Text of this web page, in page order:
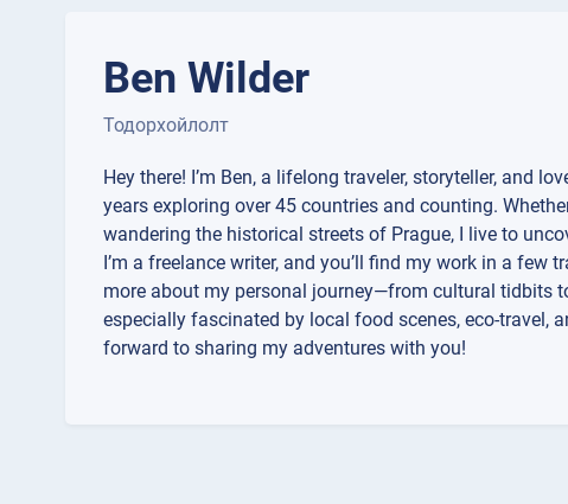
Ben Wilder
Тодорхойлолт
Hey there! I’m Ben, a lifelong traveler, storyteller, and
years exploring over 45 countries and counting.
wandering the historical streets of Prague, I live to
I’m a freelance writer, and you’ll find my work in a
more about my personal journey—from cultural tidbits
especially fascinated by local food scenes, eco-travel,
forward to sharing my adventures with you!